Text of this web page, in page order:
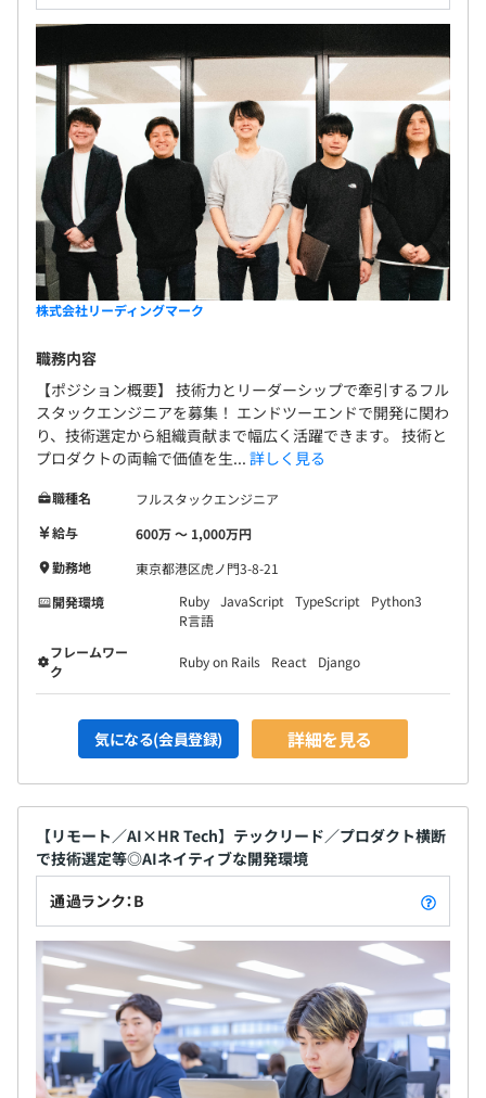
株式会社リーディングマーク
職務内容
【ポジション概要】 技術力とリーダーシップで牽引するフル
スタックエンジニアを募集！ エンドツーエンドで開発に関わ
り、技術選定から組織貢献まで幅広く活躍できます。 技術と
プロダクトの両輪で価値を生... 詳しく見る
職種名
フルスタックエンジニア
給与
600万 〜 1,000万円
勤務地
東京都港区虎ノ門3-8-21
開発環境
Ruby JavaScript TypeScript
Python3
R言語
フレームワー
ク
Ruby on Rails React Django
気になる(会員登録) 詳細を見る
【リモート／AI×HR Tech】テックリード／プロダクト横断
で技術選定等◎AIネイティブな開発環境
通過ランク：B